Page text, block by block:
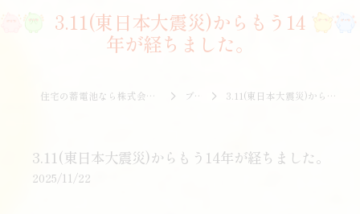
3.11(東日本大震災)からもう14
年が経ちました。
住宅の蓄電池なら株式会社エナジークオリティー ブログ 3.11(東日本大震災)からもう14年が経ちました。
3.11(東日本大震災)からもう14年が経ちました。
2025/11/22